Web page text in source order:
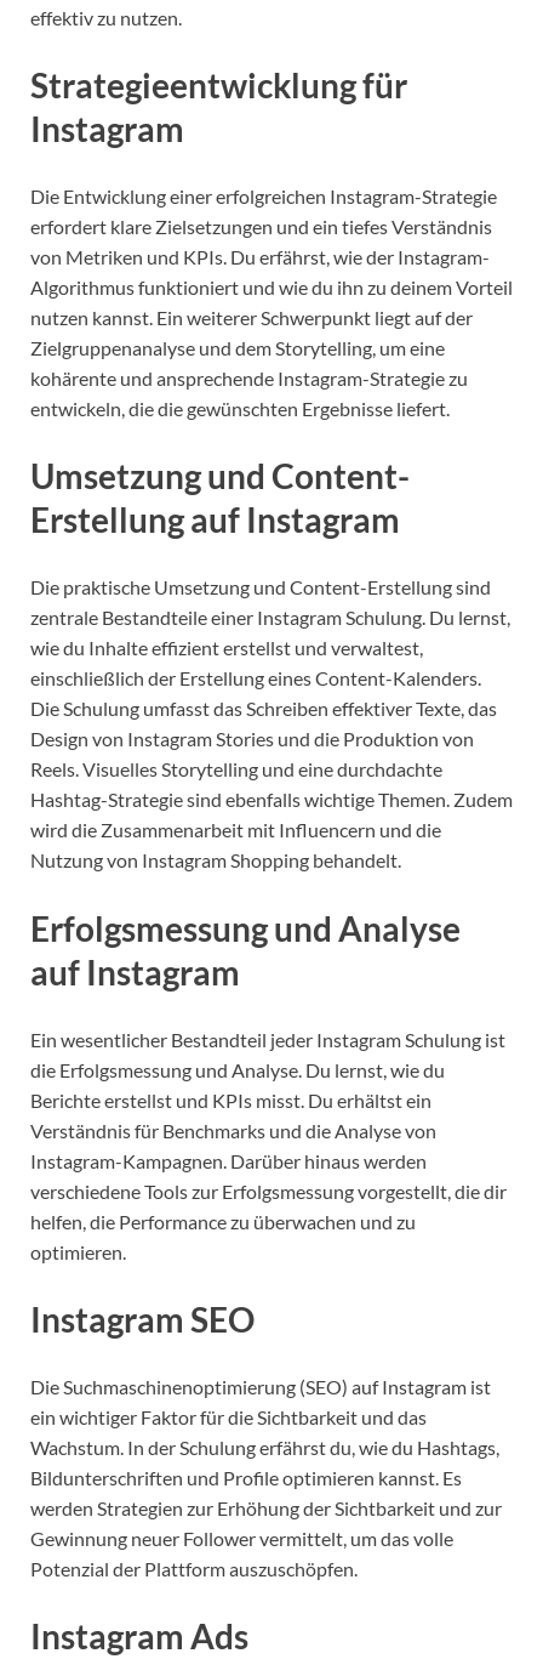
effektiv zu nutzen.
Strategieentwicklung für
Instagram
Die Entwicklung einer erfolgreichen Instagram-Strategie
erfordert klare Zielsetzungen und ein tiefes Verständnis
von Metriken und KPIs. Du erfährst, wie der Instagram-
Algorithmus funktioniert und wie du ihn zu deinem Vorteil
nutzen kannst. Ein weiterer Schwerpunkt liegt auf der
Zielgruppenanalyse und dem Storytelling, um eine
kohärente und ansprechende Instagram-Strategie zu
entwickeln, die die gewünschten Ergebnisse liefert.
Umsetzung und Content-
Erstellung auf Instagram
Die praktische Umsetzung und Content-Erstellung sind
zentrale Bestandteile einer Instagram Schulung. Du lernst,
wie du Inhalte effizient erstellst und verwaltest,
einschließlich der Erstellung eines Content-Kalenders.
Die Schulung umfasst das Schreiben effektiver Texte, das
Design von Instagram Stories und die Produktion von
Reels. Visuelles Storytelling und eine durchdachte
Hashtag-Strategie sind ebenfalls wichtige Themen. Zudem
wird die Zusammenarbeit mit Influencern und die
Nutzung von Instagram Shopping behandelt.
Erfolgsmessung und Analyse
auf Instagram
Ein wesentlicher Bestandteil jeder Instagram Schulung ist
die Erfolgsmessung und Analyse. Du lernst, wie du
Berichte erstellst und KPIs misst. Du erhältst ein
Verständnis für Benchmarks und die Analyse von
Instagram-Kampagnen. Darüber hinaus werden
verschiedene Tools zur Erfolgsmessung vorgestellt, die dir
helfen, die Performance zu überwachen und zu
optimieren.
Instagram SEO
Die Suchmaschinenoptimierung (SEO) auf Instagram ist
ein wichtiger Faktor für die Sichtbarkeit und das
Wachstum. In der Schulung erfährst du, wie du Hashtags,
Bildunterschriften und Profile optimieren kannst. Es
werden Strategien zur Erhöhung der Sichtbarkeit und zur
Gewinnung neuer Follower vermittelt, um das volle
Potenzial der Plattform auszuschöpfen.
Instagram Ads